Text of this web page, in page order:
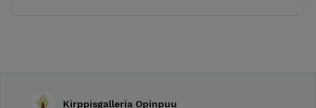
Kirppisgalleria Opinpuu